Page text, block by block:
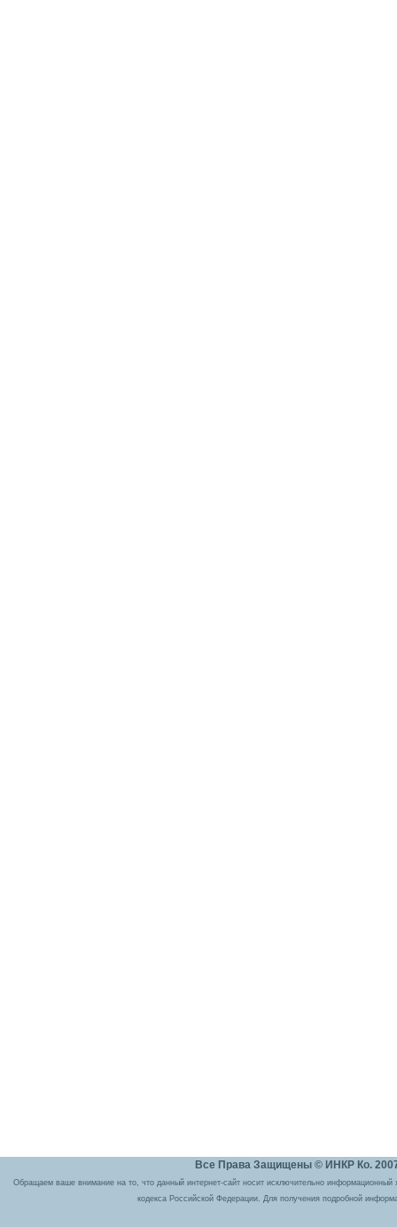
Все Права Защищены © ИНКР Ко.
Обращаем ваше внимание на то, что данный интернет-сайт носит исключительно
кодекса Российской Федерации. Для получения подробной